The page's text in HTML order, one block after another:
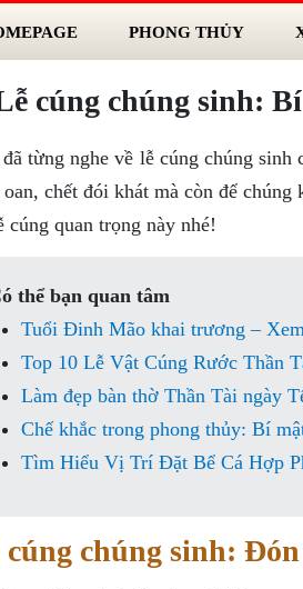
PHONG THỦY
cúng chúng sinh:
từng nghe về lễ cúng chúng
oan, chết đói khát mà còn để
cúng quan trọng này nhé!
thể bạn quan tâm
Tuổi Đinh Mão khai trương –
Top 10 Lễ Vật Cúng Rước Thần
Làm đẹp bàn thờ Thần Tài ngày
Chế khắc trong phong thủy: Bí
Tìm Hiểu Vị Trí Đặt Bể Cá Hợp
cúng chúng sinh: